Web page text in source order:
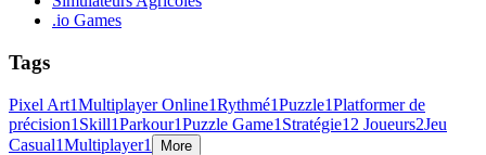
.io Games
Tags
Pixel Art1Multiplayer Online1Rythmé1Puzzle1Platformer de
précision1 Skill1Parkour1Puzzle Game1 Stratégie1 2 Joueurs2Jeu
Casual1Multiplayer1 More